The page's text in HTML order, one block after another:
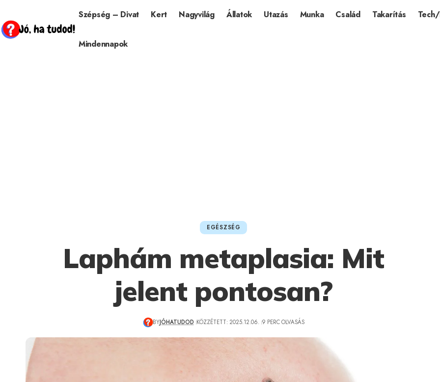
Szépség – Divat Kert Nagyvilág Állatok Utazás Munka Család Takarítás
Mindennapok
EGÉSZSÉG
Laphám metaplasia: Mit
jelent pontosan?
BYJÓHATUDOD KÖZZÉTETT: 2025.12.06. 9 PERC OLVASÁS